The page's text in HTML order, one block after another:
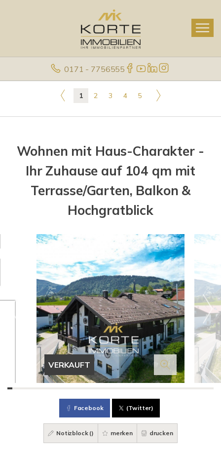
0171 - 7756555
1 2 3 4 5
Wohnen mit Haus-Charakter -
Ihr Zuhause auf 104 qm mit
Terrasse/Garten, Balkon &
Hochgratblick
VERKAUFT
Facebook (Twitter)
Notizblock () merken drucken